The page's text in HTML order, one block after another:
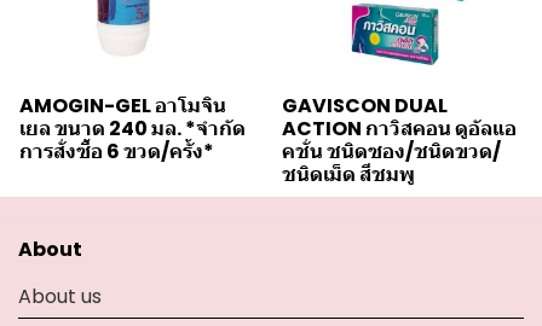
AMOGIN-GEL อาโมจิน
เยล ขนาด 240 มล. *จำกัด
การสั่งซื้อ 6 ขวด/ครั้ง*
GAVISCON DUAL
ACTION กาวิสคอน ดูอัลแอ
คชั่น ชนิดซอง/ชนิดขวด/
ชนิดเม็ด สีชมพู
About
About us